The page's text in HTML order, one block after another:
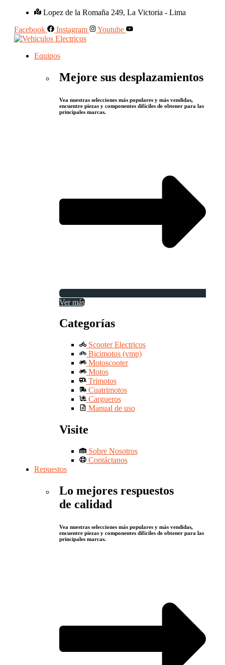
Lopez de la Romaña 249, La Victoria - Lima
Facebook
Instagram Youtube
Equipos
Mejore sus desplazamientos
Vea nuestras selecciones más populares y más vendidas,
encuentre piezas y componentes difíciles de obtener para las
principales marcas.
Ver más
Categorías
Scooter Electricos
Bicimotos (vmp)
Motoscooter
Motos
Trimotos
Cuatrimotos
Cargueros
Manual de uso
Visite
Sobre Nosotros
Contáctanos
Repuestos
Lo mejores respuestos
de calidad
Vea nuestras selecciones más populares y más vendidas,
encuentre piezas y componentes difíciles de obtener para las
principales marcas.